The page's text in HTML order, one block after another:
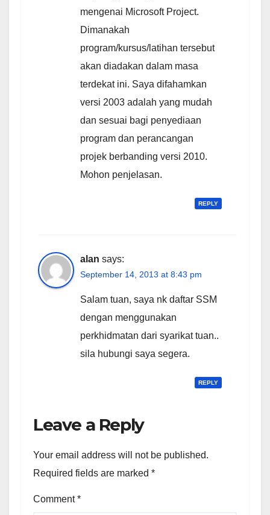
mengenai Microsoft Project.
Dimanakah
program/kursus/latihan tersebut
akan diadakan dalam masa
terdekat ini. Saya difahamkan
versi 2003 adalah yang mudah
dan sesuai bagi penyediaan
program dan perancangan
projek berbanding versi 2010.
Mohon penjelasan.
REPLY
alan says:
September 14, 2013 at 8:43 pm
Salam tuan, saya nk daftar SSM
dengan menggunakan
perkhidmatan dari syarikat tuan..
sila hubungi saya segera.
REPLY
Leave a Reply
Your email address will not be published.
Required fields are marked *
Comment*